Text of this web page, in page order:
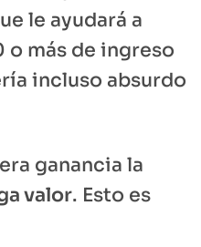
le ayudará a
más de ingreso
incluso absurdo
ganancia la
valor. Esto es